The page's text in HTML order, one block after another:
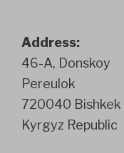
Address:
46-A, Donskoy
Pereulok
720040 Bishkek
Kyrgyz Republic